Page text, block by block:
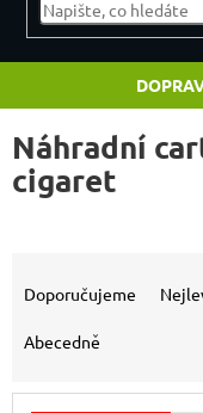
Náhradní
cigaret
Doporučujeme
Abecedně